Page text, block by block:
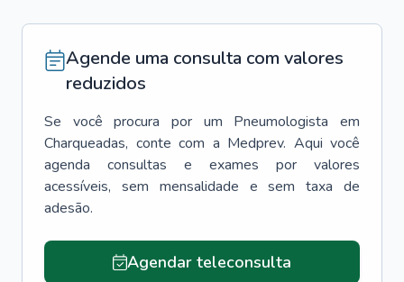
Agende uma consulta com valores
reduzidos
Se você procura por um Pneumologista
em
Charqueadas, conte com a Medprev. Aqui você
agenda consultas e exames por valores
acessíveis, sem mensalidade e sem taxa de
adesão.
Agendar teleconsulta